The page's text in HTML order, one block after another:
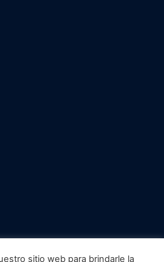
sitio web para brindarle la